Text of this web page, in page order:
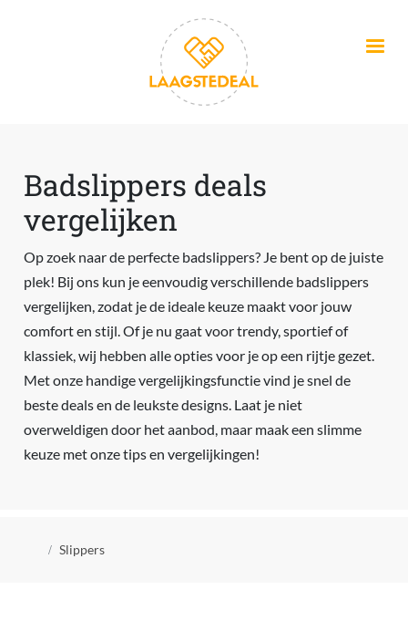
Badslippers deals
vergelijken
Op zoek naar de perfecte badslippers? Je bent op de juiste
plek! Bij ons kun je eenvoudig verschillende badslippers
vergelijken, zodat je de ideale keuze maakt voor jouw
comfort en stijl. Of je nu gaat voor trendy, sportief of
klassiek, wij hebben alle opties voor je op een rijtje gezet.
Met onze handige vergelijkingsfunctie vind je snel de
beste deals en de leukste designs. Laat je niet
overweldigen door het aanbod, maar maak een slimme
keuze met onze tips en vergelijkingen!
Kruimelpad
Slippers